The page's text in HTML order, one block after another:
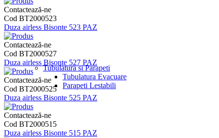
Tubulatura si Parapeti
Tubulatura Evacuare
Parapeti Lestabili
Contactează-ne
Cod BT2000523
Duza airless Bisonte 523 PAZ
Contactează-ne
Cod BT2000527
Duza airless Bisonte 527 PAZ
Contactează-ne
Cod BT2000525
Duza airless Bisonte 525 PAZ
Contactează-ne
Cod BT2000515
Duza airless Bisonte 515 PAZ